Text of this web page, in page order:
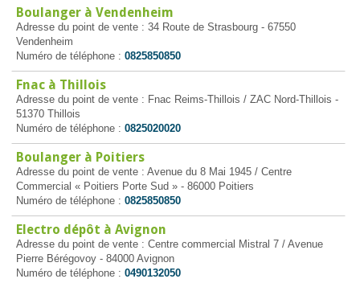
Boulanger à Vendenheim
Adresse du point de vente : 34 Route de Strasbourg - 67550
Vendenheim
Numéro de téléphone : 0825850850
Fnac à Thillois
Adresse du point de vente : Fnac Reims-Thillois / ZAC Nord-Thillois -
51370 Thillois
Numéro de téléphone : 0825020020
Boulanger à Poitiers
Adresse du point de vente : Avenue du 8 Mai 1945 / Centre
Commercial « Poitiers Porte Sud » - 86000 Poitiers
Numéro de téléphone : 0825850850
Electro dépôt à Avignon
Adresse du point de vente : Centre commercial Mistral 7 / Avenue
Pierre Bérégovoy - 84000 Avignon
Numéro de téléphone : 0490132050